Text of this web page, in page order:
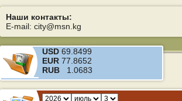
Наши контакты:
E-mail: city@msn.kg
USD 69.8499
EUR 77.8652
RUB 1.0683